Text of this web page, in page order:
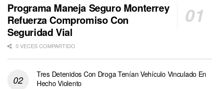
Programa Maneja Seguro Monterrey
Refuerza Compromiso Con
Seguridad Vial
0 VECES COMPARTIDO
Tres Detenidos Con Droga Tenían Vehículo Vinculado En
Hecho Violento